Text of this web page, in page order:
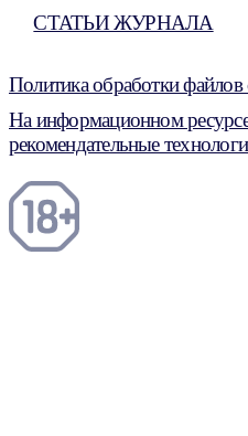
СТАТЬИ ЖУРНАЛА
Политика обработки файлов
На информационном
рекомендательные